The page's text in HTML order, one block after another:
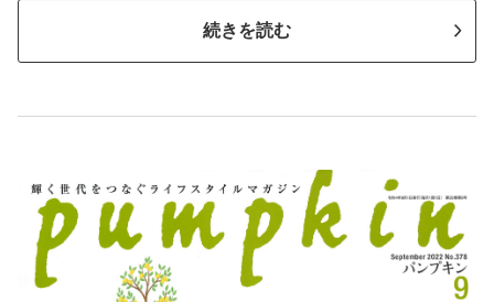
続きを読む